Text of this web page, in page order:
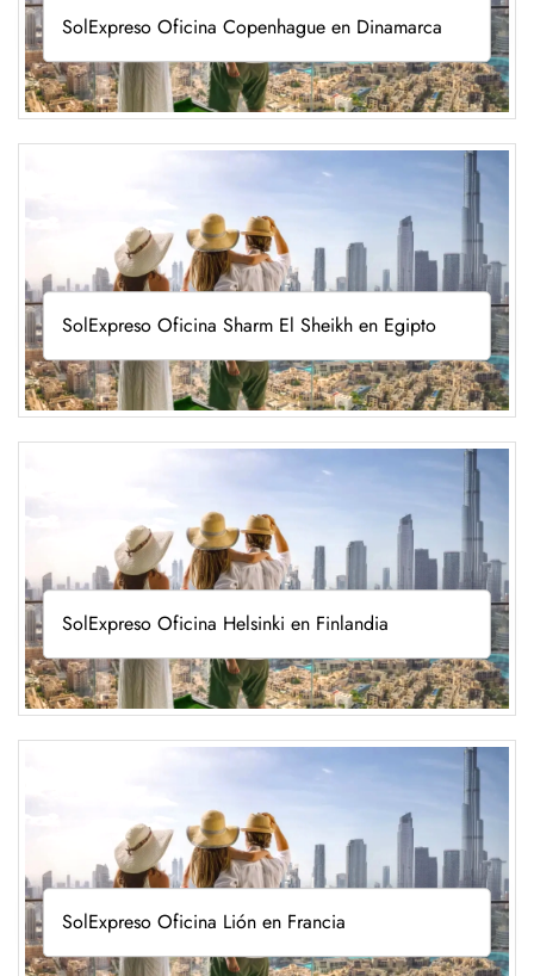
SolExpreso Oficina Copenhague en Dinamarca
SolExpreso Oficina Sharm El Sheikh en Egipto
SolExpreso Oficina Helsinki en Finlandia
SolExpreso Oficina Lión en Francia